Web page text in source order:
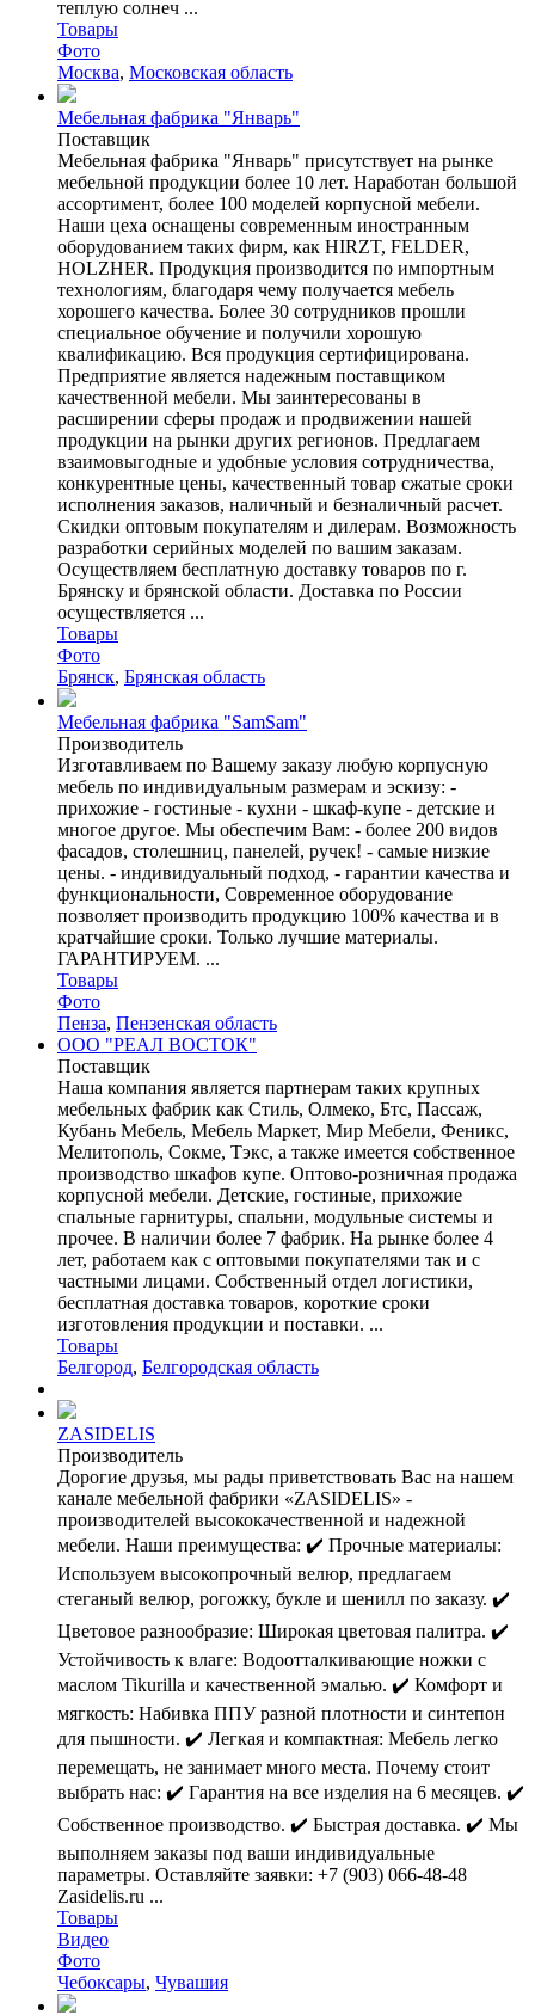
теплую солнеч ...
Товары
Фото
Москва, Московская область
Мебельная фабрика "Январь"
Поставщик
Мебельная фабрика "Январь" присутствует на рынке
мебельной продукции более 10 лет. Наработан большой
ассортимент, более 100 моделей корпусной мебели.
Наши цеха оснащены современным иностранным
оборудованием таких фирм, как HIRZT, FELDER,
HOLZHER. Продукция производится по импортным
технологиям, благодаря чему получается мебель
хорошего качества. Более 30 сотрудников прошли
специальное обучение и получили хорошую
квалификацию. Вся продукция сертифицирована.
Предприятие является надежным поставщиком
качественной мебели. Мы заинтересованы в
расширении сферы продаж и продвижении нашей
продукции на рынки других регионов. Предлагаем
взаимовыгодные и удобные условия сотрудничества,
конкурентные цены, качественный товар сжатые сроки
исполнения заказов, наличный и безналичный расчет.
Скидки оптовым покупателям и дилерам. Возможность
разработки серийных моделей по вашим заказам.
Осуществляем бесплатную доставку товаров по г.
Брянску и брянской области. Доставка по России
осуществляется ...
Товары
Фото
Брянск, Брянская область
Мебельная фабрика "SamSam"
Производитель
Изготавливаем по Вашему заказу любую корпусную
мебель по индивидуальным размерам и эскизу: -
прихожие - гостиные - кухни - шкаф-купе - детские и
многое другое. Мы обеспечим Вам: - более 200 видов
фасадов, столешниц, панелей, ручек! - самые низкие
цены. - индивидуальный подход, - гарантии качества и
функциональности, Современное оборудование
позволяет производить продукцию 100% качества и в
кратчайшие сроки. Только лучшие материалы.
ГАРАНТИРУЕМ. ...
Товары
Фото
Пенза, Пензенская область
ООO "РЕАЛ ВОСТОК"
Поставщик
Наша компания является партнерам таких крупных
мебельных фабрик как Стиль, Олмеко, Бтс, Пассаж,
Кубань Мебель, Мебель Маркет, Мир Мебели, Феникс,
Мелитополь, Сокме, Тэкс, а также имеется собственное
производство шкафов купе. Оптово-розничная продажа
корпусной мебели. Детские, гостиные, прихожие
спальные гарнитуры, спальни, модульные системы и
прочее. В наличии более 7 фабрик. На рынке более 4
лет, работаем как с оптовыми покупателями так и с
частными лицами. Собственный отдел логистики,
бесплатная доставка товаров, короткие сроки
изготовления продукции и поставки. ...
Товары
Белгород, Белгородская область
ZASIDELIS
Производитель
Дорогие друзья, мы рады приветствовать Вас на нашем
канале мебельной фабрики «ZASIDELIS» -
производителей высококачественной и надежной
мебели. Наши преимущества: ✔️ Прочные материалы:
Используем высокопрочный велюр, предлагаем
стеганый велюр, рогожку, букле и шенилл по заказу. ✔️
Цветовое разнообразие: Широкая цветовая палитра. ✔️
Устойчивость к влаге: Водоотталкивающие ножки с
маслом Tikurilla и качественной эмалью. ✔️ Комфорт и
мягкость: Набивка ППУ разной плотности и синтепон
для пышности. ✔️ Легкая и компактная: Мебель легко
перемещать, не занимает много места. Почему стоит
выбрать нас: ✔️ Гарантия на все изделия на 6 месяцев. ✔️
Собственное производство. ✔️ Быстрая доставка. ✔️ Мы
выполняем заказы под ваши индивидуальные
параметры. Оставляйте заявки: +7 (903) 066-48-48
Zasidelis.ru ...
Товары
Видео
Фото
Чебоксары, Чувашия